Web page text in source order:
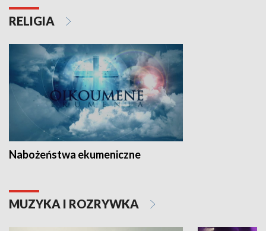
RELIGIA
Nabożeństwa ekumeniczne
MUZYKA I ROZRYWKA